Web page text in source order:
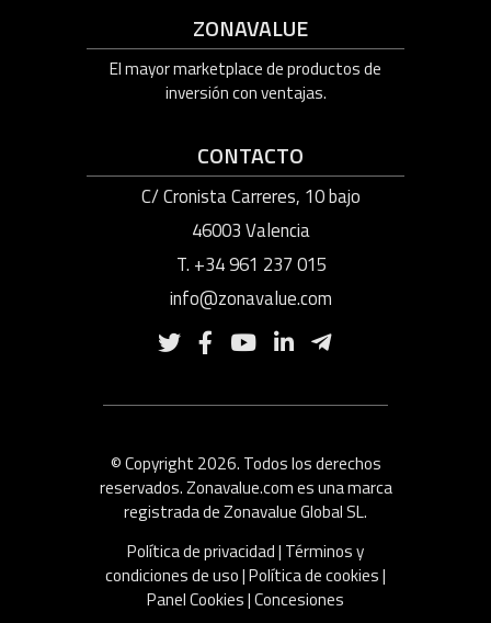
ZONAVALUE
El mayor marketplace de productos de
inversión con ventajas.
CONTACTO
C/ Cronista Carreres, 10 bajo
46003 Valencia
T. +34 961 237 015
info@zonavalue.com
© Copyright 2026. Todos los derechos
reservados. Zonavalue.com es una marca
registrada de Zonavalue Global SL.
Política de privacidad| Términos y
condiciones de uso|Política de cookies|
Panel Cookies|Concesiones